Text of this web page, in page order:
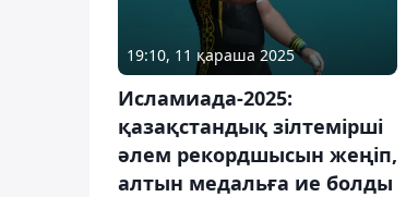
19:10, 11 қараша 2025
Исламиада-2025:
қазақстандық зілтемірші
әлем рекордшысын жеңіп,
алтын медальға ие болды